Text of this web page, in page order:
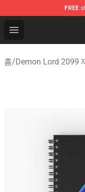
FREE
Open menu
Demon Lord
홈/Demon Lord 2099